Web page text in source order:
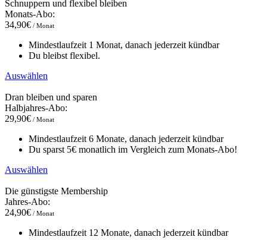
Schnuppern und flexibel bleiben
Monats-Abo:
34,90€ / Monat
Mindestlaufzeit 1 Monat, danach jederzeit kündbar
Du bleibst flexibel.
Auswählen
Dran bleiben und sparen
Halbjahres-Abo:
29,90€ / Monat
Mindestlaufzeit 6 Monate, danach jederzeit kündbar
Du sparst 5€ monatlich im Vergleich zum Monats-Abo!
Auswählen
Die günstigste Membership
Jahres-Abo:
24,90€ / Monat
Mindestlaufzeit 12 Monate, danach jederzeit kündbar